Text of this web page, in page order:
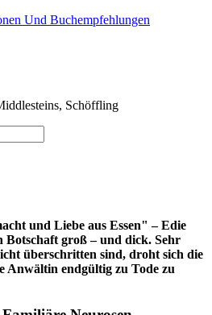
Schöffling
und Liebe aus Essen" – Edie
Botschaft groß – und dick. Sehr
überschritten sind, droht sich die
Anwältin endgültig zu Tode zu